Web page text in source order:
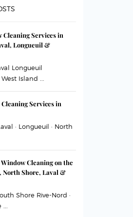
Cleaning Services in
Longueuil &
Longueuil
Island ...
Services in
· Longueuil · North
Cleaning on the
North Shore, Laval &
Shore Rive-Nord ·